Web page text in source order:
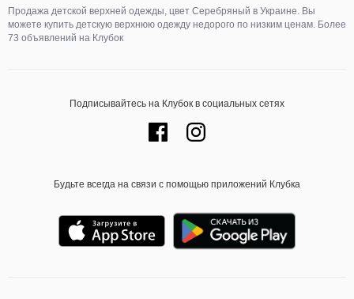
Продажа детской верхней одежды, цвет Серебряный в Украине. Вы
можете купить детскую верхнюю одежду недорого по низким ценам. Более
73 объявлений на Клубок
Подписывайтесь на Клубок в социальных сетях
Будьте всегда на связи с помощью приложений Клубка